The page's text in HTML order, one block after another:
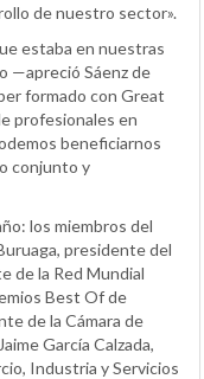
de nuestro sector».
estaba en nuestras
—apreció Sáenz de
formado con Great
profesionales en
beneficiarnos
conjunto y
los miembros del
presidente del
de la Red Mundial
Best Of de
de la Cámara de
García Calzada,
Industria y Servicios